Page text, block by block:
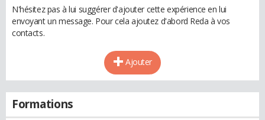
N'hésitez pas à lui suggérer d'ajouter cette expérience en lui
envoyant un message. Pour cela ajoutez d'abord Reda à vos
contacts.
Ajouter
Formations